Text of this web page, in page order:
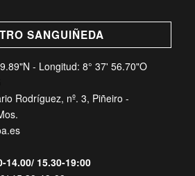
SANGUIÑEDA
- Longitud: 8° 37' 56.70"O
Rodríguez, nº. 3, Piñeiro -
14.00/ 15.30-19:00